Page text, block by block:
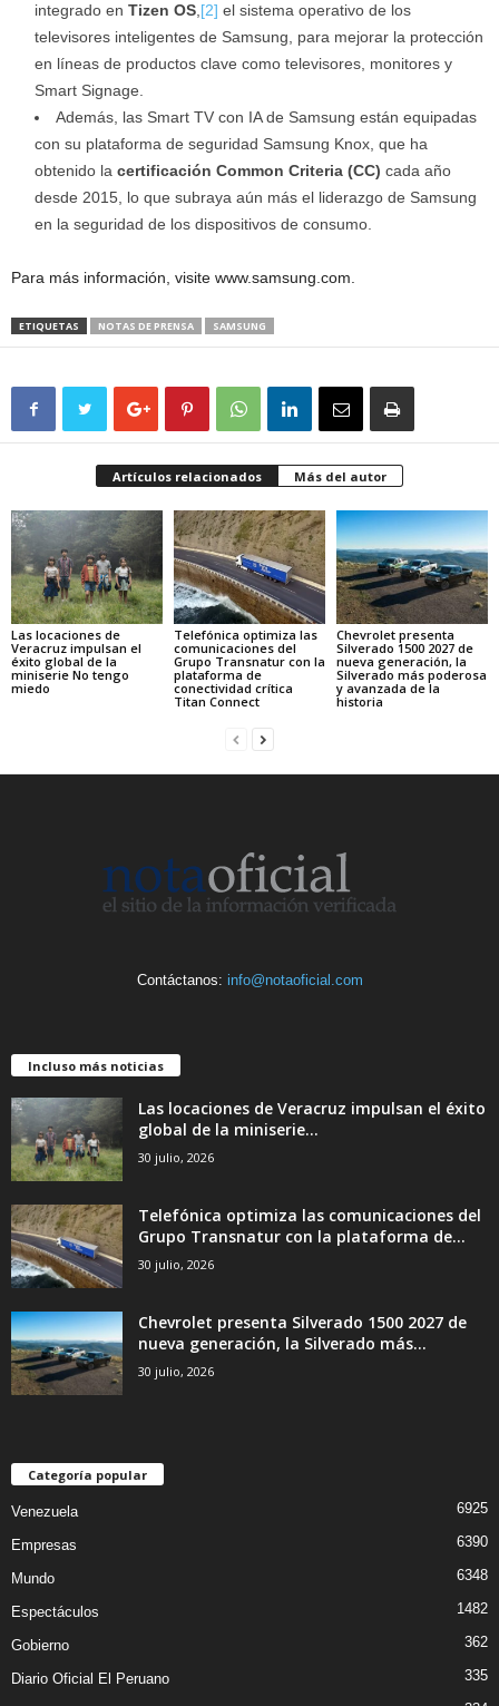
integrado en Tizen OS,[2] el sistema operativo de los
televisores inteligentes de Samsung, para mejorar la protección
en líneas de productos clave como televisores, monitores y
Smart Signage.
Además, las Smart TV con IA de Samsung están equipadas
con su plataforma de seguridad Samsung Knox, que ha
obtenido la certificación Common Criteria (CC) cada año
desde 2015, lo que subraya aún más el liderazgo de Samsung
en la seguridad de los dispositivos de consumo.
Para más información, visite www.samsung.com.
ETIQUETAS NOTAS DE PRENSA SAMSUNG
Artículos relacionados Más del autor
Las locaciones de
Veracruz impulsan el
éxito global de la
miniserie No tengo
miedo
Telefónica optimiza las
comunicaciones del
Grupo Transnatur con la
plataforma de
conectividad crítica
Titan Connect
Chevrolet presenta
Silverado 1500 2027 de
nueva generación, la
Silverado más poderosa
y avanzada de la
historia
Contáctanos: info@notaoficial.com
Incluso más noticias
Las locaciones de Veracruz impulsan el éxito
global de la miniserie...
30 julio, 2026
Telefónica optimiza las comunicaciones del
Grupo Transnatur con la plataforma de...
30 julio, 2026
Chevrolet presenta Silverado 1500 2027 de
nueva generación, la Silverado más...
30 julio, 2026
Categoría popular
Venezuela 6925
Empresas 6390
Mundo 6348
Espectáculos 1482
Gobierno 362
Diario Oficial El Peruano 335